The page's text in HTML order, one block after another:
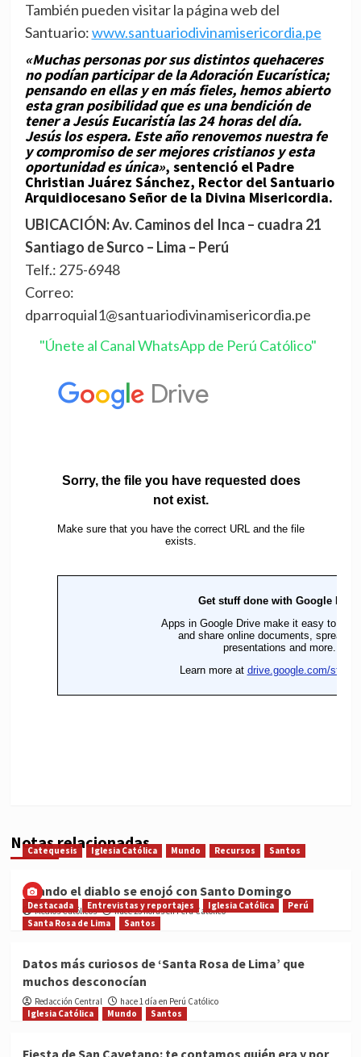
También pueden visitar la página web del
Santuario:www.santuariodivinamisericordia.pe
«Muchas personas por sus distintos quehaceres
no podían participar de la Adoración Eucarística;
pensando en ellas y en más fieles, hemos abierto
esta gran posibilidad que es una bendición de
tener a Jesús Eucaristía las 24 horas del día.
Jesús los espera. Este año renovemos nuestra fe
y compromiso de ser mejores cristianos y esta
oportunidad es única», sentenció el Padre
Christian Juárez Sánchez, Rector del Santuario
Arquidiocesano Señor de la Divina Misericordia.
UBICACIÓN: Av. Caminos del Inca – cuadra 21
Santiago de Surco – Lima – Perú
Telf.: 275-6948
Correo:
dparroquial1@santuariodivinamisericordia.pe
"Únete al Canal WhatsApp de Perú Católico"
Notas relacionadas
Catequesis Iglesia Católica Mundo Recursos Santos
Cuando el diablo se enojó con Santo Domingo
Medios Católicos hace 23 horas en Perú Católico
Destacada Entrevistas y reportajes Iglesia Católica
Perú
Santa Rosa de Lima
Santos
Datos más curiosos de ‘Santa Rosa de Lima’ que
muchos desconocían
Redacción Central
hace 1 día en Perú Católico
Iglesia Católica
Mundo Santos